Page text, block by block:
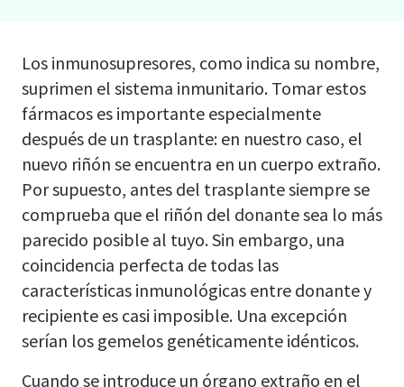
Los inmunosupresores, como indica su nombre,
suprimen el sistema inmunitario. Tomar estos
fármacos es importante especialmente
después de un trasplante: en nuestro caso, el
nuevo riñón se encuentra en un cuerpo extraño.
Por supuesto, antes del trasplante siempre se
comprueba que el riñón del donante sea lo más
parecido posible al tuyo. Sin embargo, una
coincidencia perfecta de todas las
características inmunológicas entre donante y
recipiente es casi imposible. Una excepción
serían los gemelos genéticamente idénticos.
Cuando se introduce un órgano extraño en el